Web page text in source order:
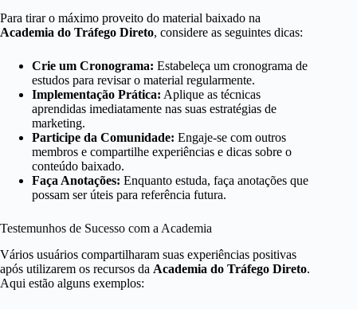
Para tirar o máximo proveito do material baixado na
Academia do Tráfego Direto, considere as seguintes dicas:
Crie um Cronograma: Estabeleça um cronograma de
estudos para revisar o material regularmente.
Implementação Prática: Aplique as técnicas
aprendidas imediatamente nas suas estratégias de
marketing.
Participe da Comunidade: Engaje-se com outros
membros e compartilhe experiências e dicas sobre o
conteúdo baixado.
Faça Anotações: Enquanto estuda, faça anotações que
possam ser úteis para referência futura.
Testemunhos de Sucesso com a Academia
Vários usuários compartilharam suas experiências positivas
após utilizarem os recursos da Academia do Tráfego Direto.
Aqui estão alguns exemplos: